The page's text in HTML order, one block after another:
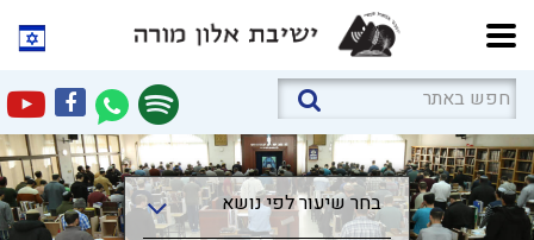
בחר שיעור לפי נושא
בחר שיעור לפי נושא